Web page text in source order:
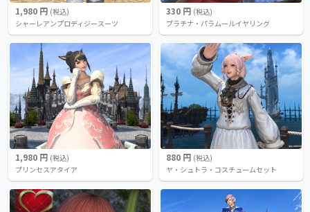
1,980 円 (税込)
シャーレアンプロディジースーツ
330 円 (税込)
プラチナ・パラムールイヤリング
1,980 円 (税込)
プリンセスアタイア
880 円 (税込)
ヤ・シュトラ・コスチュームセット